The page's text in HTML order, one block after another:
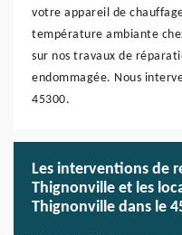
votre appareil de
température ambiante
sur nos travaux de
endommagée. Nous
45300.
Les interventions de
Thignonville et les
Thignonville dans le